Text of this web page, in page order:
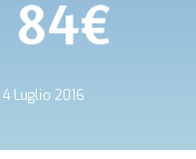
Luglio 2016